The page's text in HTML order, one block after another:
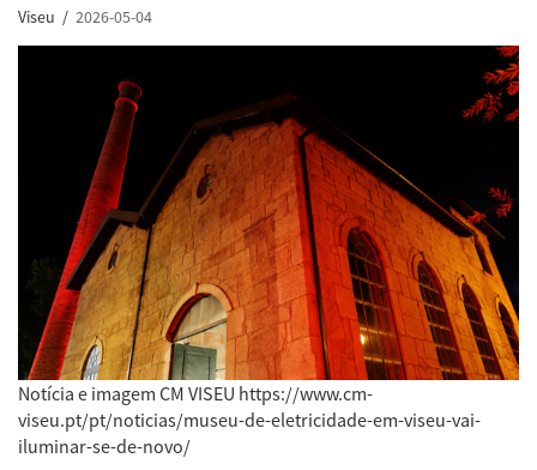
Viseu / 2026-05-04
Notícia e imagem CM VISEU https://www.cm-
viseu.pt/pt/noticias/museu-de-eletricidade-em-viseu-vai-
iluminar-se-de-novo/